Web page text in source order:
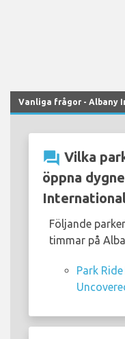
Vanliga frågor - Albany
question_answer Vilka
öppna
Följande
timmar på
Park